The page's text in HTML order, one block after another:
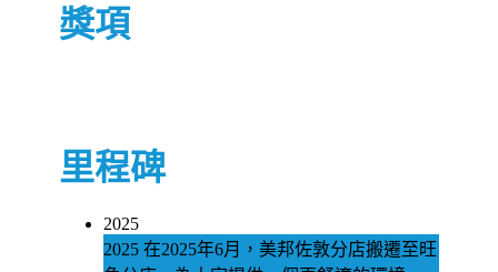
獎項
里程碑
2025
2025 在2025年6月，美邦佐敦分店搬遷至旺